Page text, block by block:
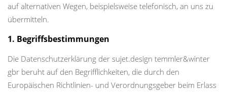
auf alternativen Wegen, beispielsweise telefonisch, an uns zu
übermitteln.
1. Begriffsbestimmungen
Die Datenschutzerklärung der sujet.design temmler&winter
gbr beruht auf den Begrifflichkeiten, die durch den
Europäischen Richtlinien- und Verordnungsgeber beim Erlass